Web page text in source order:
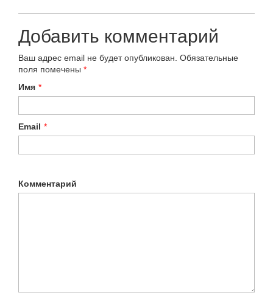
Добавить комментарий
Ваш адрес email не будет опубликован. Обязательные
поля помечены *
Имя *
Email *
Комментарий